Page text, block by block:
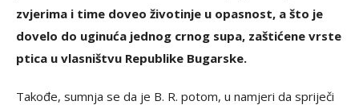
zvjerima i time doveo životinje u opasnost, a što je
dovelo do uginuća jednog crnog supa, zaštićene vrste
ptica u vlasništvu Republike Bugarske.
Takođe, sumnja se da je B. R. potom, u namjeri da spriječi